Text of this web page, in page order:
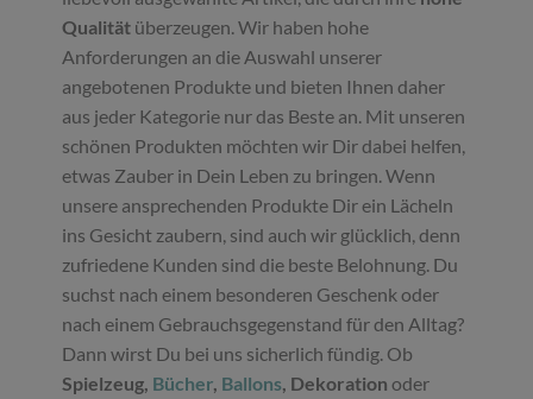
Qualität überzeugen. Wir haben hohe
Anforderungen an die Auswahl unserer
angebotenen Produkte und bieten Ihnen daher
aus jeder Kategorie nur das Beste an. Mit unseren
schönen Produkten möchten wir Dir dabei helfen,
etwas Zauber in Dein Leben zu bringen. Wenn
unsere ansprechenden Produkte Dir ein Lächeln
ins Gesicht zaubern, sind auch wir glücklich, denn
zufriedene Kunden sind die beste Belohnung. Du
suchst nach einem besonderen Geschenk oder
nach einem Gebrauchsgegenstand für den Alltag?
Dann wirst Du bei uns sicherlich fündig. Ob
Spielzeug, Bücher, Ballons, Dekoration oder